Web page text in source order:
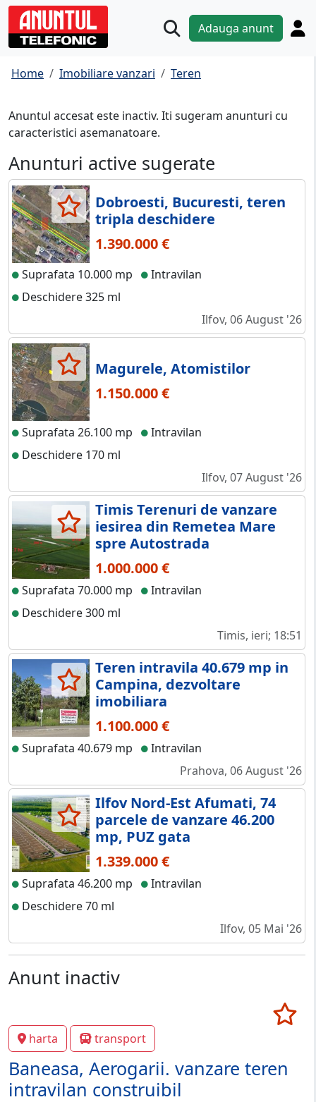
Adauga anunt
Home Imobiliare vanzari Teren
Anuntul accesat este inactiv. Iti sugeram anunturi cu
caracteristici asemanatoare.
Anunturi active sugerate
Dobroesti, Bucuresti, teren
tripla deschidere
1.390.000 €
Suprafata 10.000 mp
Intravilan
Deschidere 325 ml
Ilfov, 06 August '26
Magurele, Atomistilor
1.150.000 €
Suprafata 26.100 mp
Intravilan
Deschidere 170 ml
Ilfov, 07 August '26
Timis Terenuri de vanzare
iesirea din Remetea Mare
spre Autostrada
1.000.000 €
Suprafata 70.000 mp
Intravilan
Deschidere 300 ml
Timis, ieri; 18:51
Teren intravila 40.679 mp in
Campina, dezvoltare
imobiliara
1.100.000 €
Suprafata 40.679 mp
Intravilan
Prahova, 06 August '26
Ilfov Nord-Est Afumati, 74
parcele de vanzare 46.200
mp, PUZ gata
1.339.000 €
Suprafata 46.200 mp
Intravilan
Deschidere 70 ml
Ilfov, 05 Mai '26
Anunt inactiv
harta transport
Baneasa, Aerogarii. vanzare teren
intravilan construibil